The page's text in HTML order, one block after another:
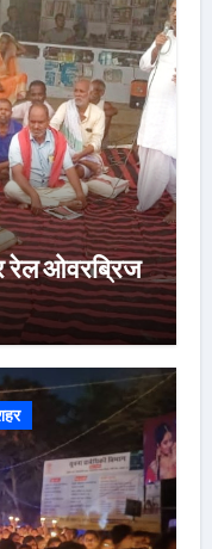
रेल ओवरब्रिज